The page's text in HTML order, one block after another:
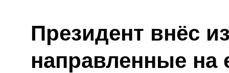
Президент внёс
направленные на